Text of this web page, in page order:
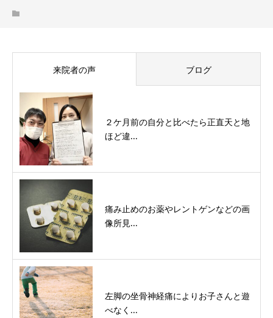
来院者の声 ブログ
２ケ月前の自分と比べたら正直天と地
ほど違...
痛み止めのお薬やレントゲンなどの画
像所見...
左脚の坐骨神経痛によりお子さんと遊
べなく...